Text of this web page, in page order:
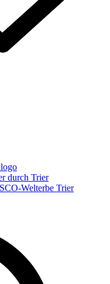
durch Trier
Welterbe Trier